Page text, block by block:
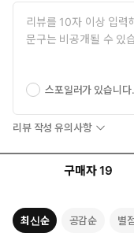
스포일러가 있습니다.
리뷰 작성 유의사항
구매자 19
최신순 공감순 별